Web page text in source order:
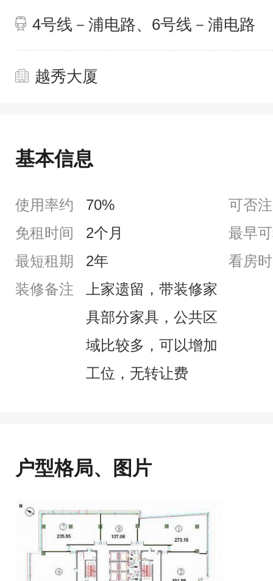
4号线－浦电路、6号线－浦电路
越秀大厦
基本信息
使用率约 70%
可否
免租时间
2个月
最早
最短租期
2年
看房
装修备注
上家遗留，带装修家
具部分家具，公共区
域比较多，可以增加
工位，无转让费
户型格局、图片